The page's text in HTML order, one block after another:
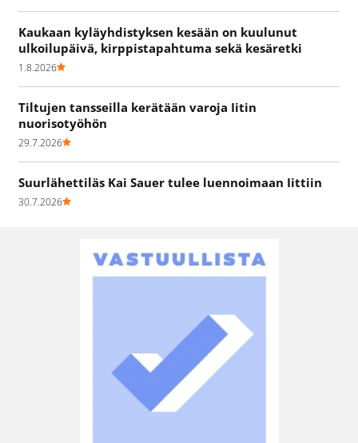
Kaukaan kyläyhdistyksen kesään on kuulunut
ulkoilupäivä, kirppistapahtuma sekä kesäretki
1.8.2026
Tiltujen tansseilla kerätään varoja Iitin
nuorisotyöhön
29.7.2026
Suurlähettiläs Kai Sauer tulee luennoimaan Iittiin
30.7.2026